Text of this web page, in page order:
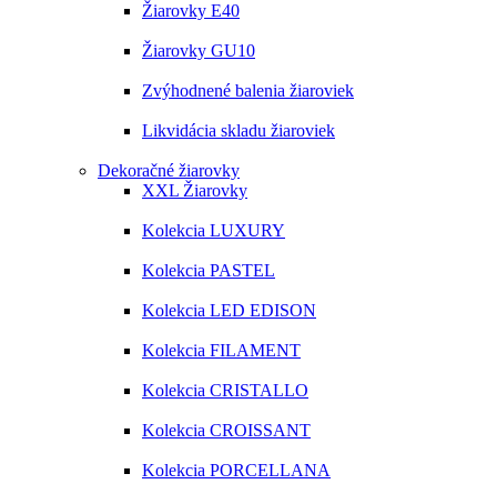
Žiarovky E40
Žiarovky GU10
Zvýhodnené balenia žiaroviek
Likvidácia skladu žiaroviek
Dekoračné žiarovky
XXL Žiarovky
Kolekcia LUXURY
Kolekcia PASTEL
Kolekcia LED EDISON
Kolekcia FILAMENT
Kolekcia CRISTALLO
Kolekcia CROISSANT
Kolekcia PORCELLANA